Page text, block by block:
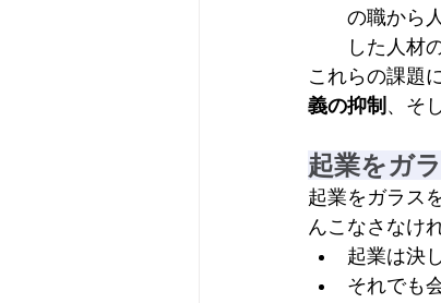
の職から
した人材
これらの課題
義の抑制 、そ
起業をガ
起業をガラス
んこなさなけ
起業は決
それでも